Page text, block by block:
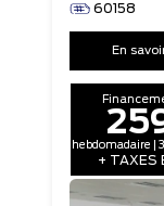
60158
En
hebdomadaire |
+ TAXES